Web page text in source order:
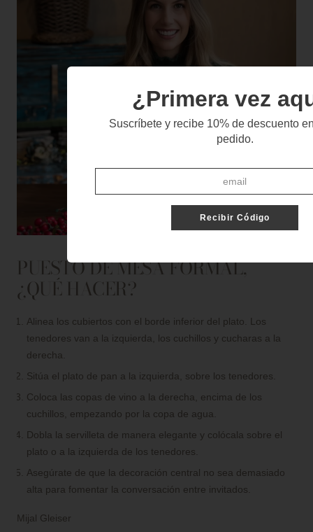
PUESTO DE MESA FORMAL,
¿QUÉ HACER?
Alinea los cubiertos con el borde inferior del plato. Los
tenedores van a la izquierda, los cuchillos y cucharas a la
derecha.
Sitúa el plato de pan a la izquierda, sobre los tenedores.
Coloca las copas de vino a la derecha, encima de los
cuchillos, empezando por la copa de agua.
Dobla la servilleta de manera elegante y colócala sobre el
plato o a la izquierda de los tenedores.
Asegúrate de que la decoración central no sea demasiado
alta para fomentar la conversación entre invitados.
Mijal Gleiser
¿Primera vez
Suscríbete y recibe 10% de descuento
pedido.
Recibir Código